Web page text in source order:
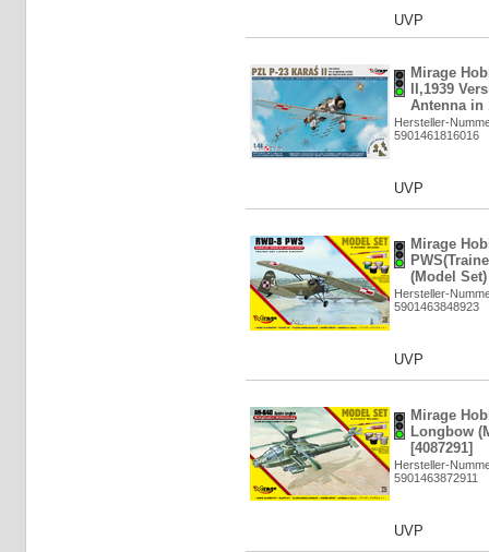
UVP
Mirage
II,1939
Antenna in
Hersteller-
5901461816016
UVP
Mirage
(Model
Hersteller-
5901463848923
UVP
Mirage
Longbow
[4087291]
Hersteller-
5901463872911
UVP